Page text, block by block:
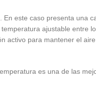
. En este caso presenta una
ajustable entre
para mantener el
es una de las